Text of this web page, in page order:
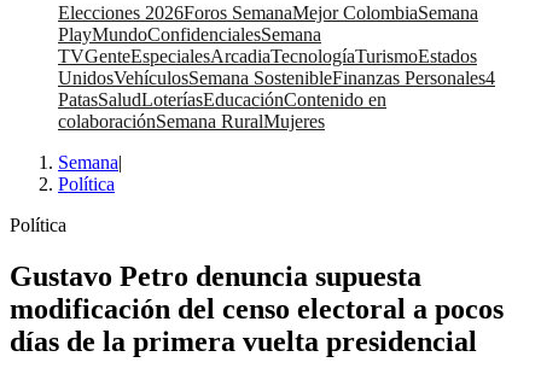
Elecciones 2026Foros SemanaMejor ColombiaSemana
PlayMundoConfidencialesSemana
TVGenteEspecialesArcadiaTecnologíaTurismoEstados
UnidosVehículosSemana SostenibleFinanzas Personales4
PatasSaludLoteríasEducaciónContenido en
colaboraciónSemana RuralMujeres
Semana|
Política
Política
Gustavo Petro denuncia supuesta
modificación del censo electoral a pocos
días de la primera vuelta presidencial